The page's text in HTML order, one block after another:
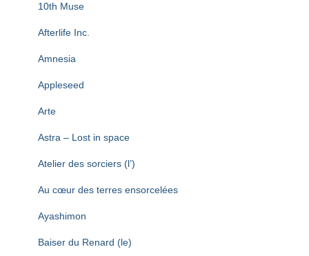
10th Muse
Afterlife Inc.
Amnesia
Appleseed
Arte
Astra – Lost in space
Atelier des sorciers (l’)
Au cœur des terres ensorcelées
Ayashimon
Baiser du Renard (le)